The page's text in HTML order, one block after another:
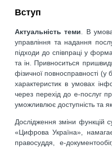
Вступ
Актуальність теми . В
управління та надання
підходи до співпраці у
та ін. Привноситься
фізичної повносправності
характеристик в умовах
через перехід до е-послуг
уможливлює доступність та
Дослідження зміни функцій
«Цифрова Україна»,
правосуддя, е-